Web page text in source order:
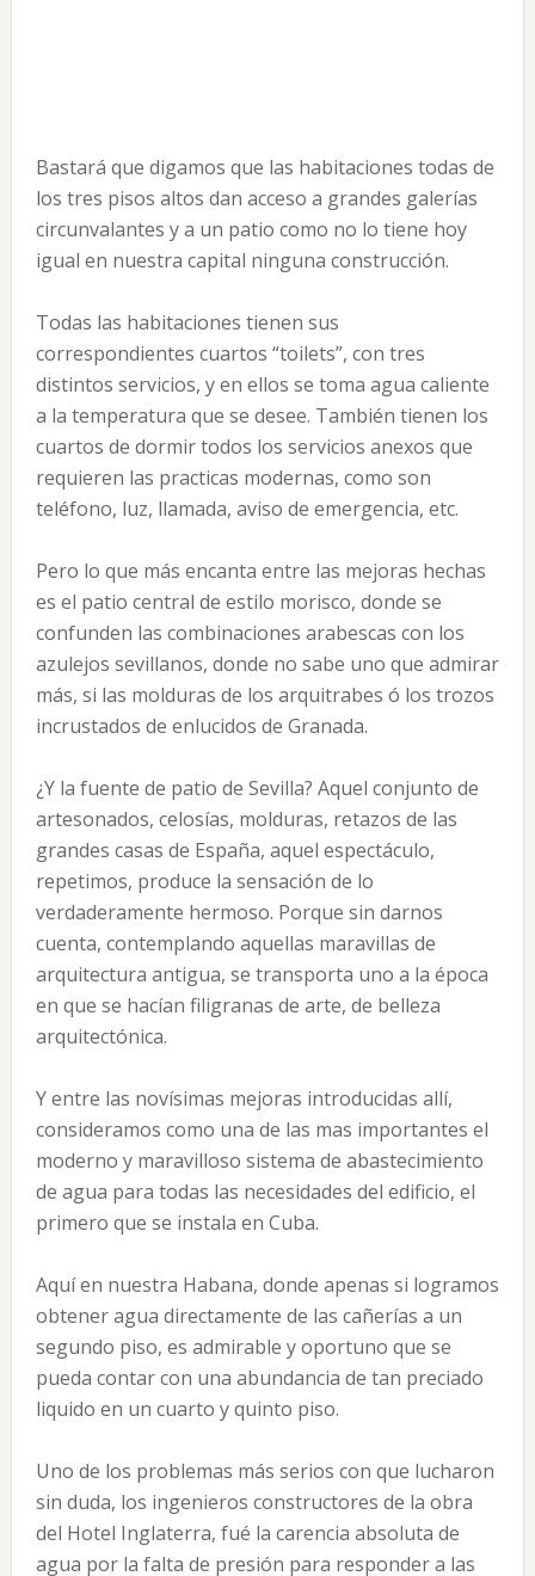
Bastará que digamos que las habitaciones todas de
los tres pisos altos dan acceso a grandes galerías
circunvalantes y a un patio como no lo tiene hoy
igual en nuestra capital ninguna construcción.
Todas las habitaciones tienen sus
correspondientes cuartos “toilets”, con tres
distintos servicios, y en ellos se toma agua caliente
a la temperatura que se desee. También tienen los
cuartos de dormir todos los servicios anexos que
requieren las practicas modernas, como son
teléfono, luz, llamada, aviso de emergencia, etc.
Pero lo que más encanta entre las mejoras hechas
es el patio central de estilo morisco, donde se
confunden las combinaciones arabescas con los
azulejos sevillanos, donde no sabe uno que admirar
más, si las molduras de los arquitrabes ó los trozos
incrustados de enlucidos de Granada.
¿Y la fuente de patio de Sevilla? Aquel conjunto de
artesonados, celosías, molduras, retazos de las
grandes casas de España, aquel espectáculo,
repetimos, produce la sensación de lo
verdaderamente hermoso. Porque sin darnos
cuenta, contemplando aquellas maravillas de
arquitectura antigua, se transporta uno a la época
en que se hacían filigranas de arte, de belleza
arquitectónica.
Y entre las novísimas mejoras introducidas allí,
consideramos como una de las mas importantes el
moderno y maravilloso sistema de abastecimiento
de agua para todas las necesidades del edificio, el
primero que se instala en Cuba.
Aquí en nuestra Habana, donde apenas si logramos
obtener agua directamente de las cañerías a un
segundo piso, es admirable y oportuno que se
pueda contar con una abundancia de tan preciado
liquido en un cuarto y quinto piso.
Uno de los problemas más serios con que lucharon
sin duda, los ingenieros constructores de la obra
del Hotel Inglaterra, fué la carencia absoluta de
agua por la falta de presión para responder a las